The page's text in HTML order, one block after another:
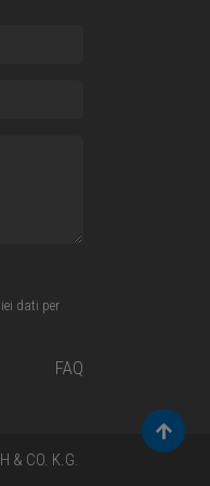
dati per
FAQ
& CO. K.G.
Torna